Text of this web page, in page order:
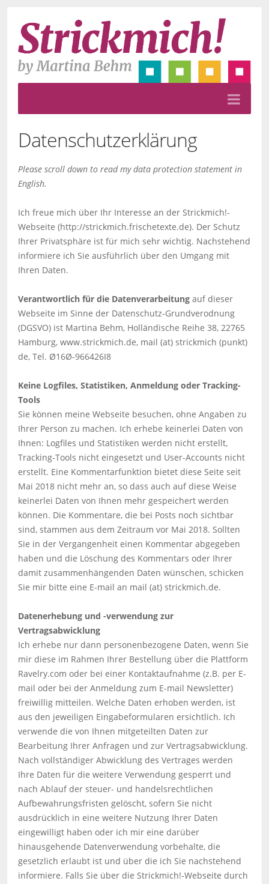
Datenschutzerklärung
Please scroll down to read my data protection statement in
English.
Ich freue mich über Ihr Interesse an der Strickmich!-
Webseite (http://strickmich.frischetexte.de). Der Schutz
Ihrer Privatsphäre ist für mich sehr wichtig. Nachstehend
informiere ich Sie ausführlich über den Umgang mit
Ihren Daten.
Verantwortlich für die Datenverarbeitung auf dieser
Webseite im Sinne der Datenschutz-Grundverodnung
(DGSVO) ist Martina Behm, Holländische Reihe 38, 22765
Hamburg, www.strickmich.de, mail (at) strickmich (punkt)
de, Tel. Ø16Ø-966426I8
Keine Logfiles, Statistiken, Anmeldung oder Tracking-
Tools
Sie können meine Webseite besuchen, ohne Angaben zu
Ihrer Person zu machen. Ich erhebe keinerlei Daten von
Ihnen: Logfiles und Statistiken werden nicht erstellt,
Tracking-Tools nicht eingesetzt und User-Accounts nicht
erstellt. Eine Kommentarfunktion bietet diese Seite seit
Mai 2018 nicht mehr an, so dass auch auf diese Weise
keinerlei Daten von Ihnen mehr gespeichert werden
können. Die Kommentare, die bei Posts noch sichtbar
sind, stammen aus dem Zeitraum vor Mai 2018. Sollten
Sie in der Vergangenheit einen Kommentar abgegeben
haben und die Löschung des Kommentars oder Ihrer
damit zusammenhängenden Daten wünschen, schicken
Sie mir bitte eine E-mail an mail (at) strickmich.de.
Datenerhebung und -verwendung zur
Vertragsabwicklung
Ich erhebe nur dann personenbezogene Daten, wenn Sie
mir diese im Rahmen Ihrer Bestellung über die Plattform
Ravelry.com oder bei einer Kontaktaufnahme (z.B. per E-
mail oder bei der Anmeldung zum E-mail Newsletter)
freiwillig mitteilen. Welche Daten erhoben werden, ist
aus den jeweiligen Eingabeformularen ersichtlich. Ich
verwende die von Ihnen mitgeteilten Daten zur
Bearbeitung Ihrer Anfragen und zur Vertragsabwicklung.
Nach vollständiger Abwicklung des Vertrages werden
Ihre Daten für die weitere Verwendung gesperrt und
nach Ablauf der steuer- und handelsrechtlichen
Aufbewahrungsfristen gelöscht, sofern Sie nicht
ausdrücklich in eine weitere Nutzung Ihrer Daten
eingewilligt haben oder ich mir eine darüber
hinausgehende Datenverwendung vorbehalte, die
gesetzlich erlaubt ist und über die ich Sie nachstehend
informiere. Falls Sie über die Strickmich!-Webseite durch